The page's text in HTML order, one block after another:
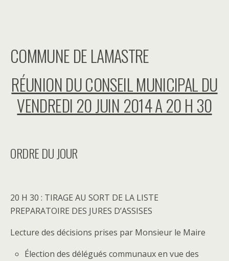
COMMUNE DE LAMASTRE
RÉUNION DU CONSEIL MUNICIPAL DU
VENDREDI 20 JUIN 2014 A 20 H 30
ORDRE DU JOUR
20 H 30 : TIRAGE AU SORT DE LA LISTE
PREPARATOIRE DES JURES D’ASSISES
Lecture des décisions prises par Monsieur le Maire
Élection des délégués communaux en vue des